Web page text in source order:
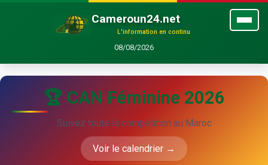
Cameroun24.net
L'information en continu
08/08/2026
🏆 CAN Féminine 2026
Suivez toute la compétition au Maroc
Voir le calendrier →